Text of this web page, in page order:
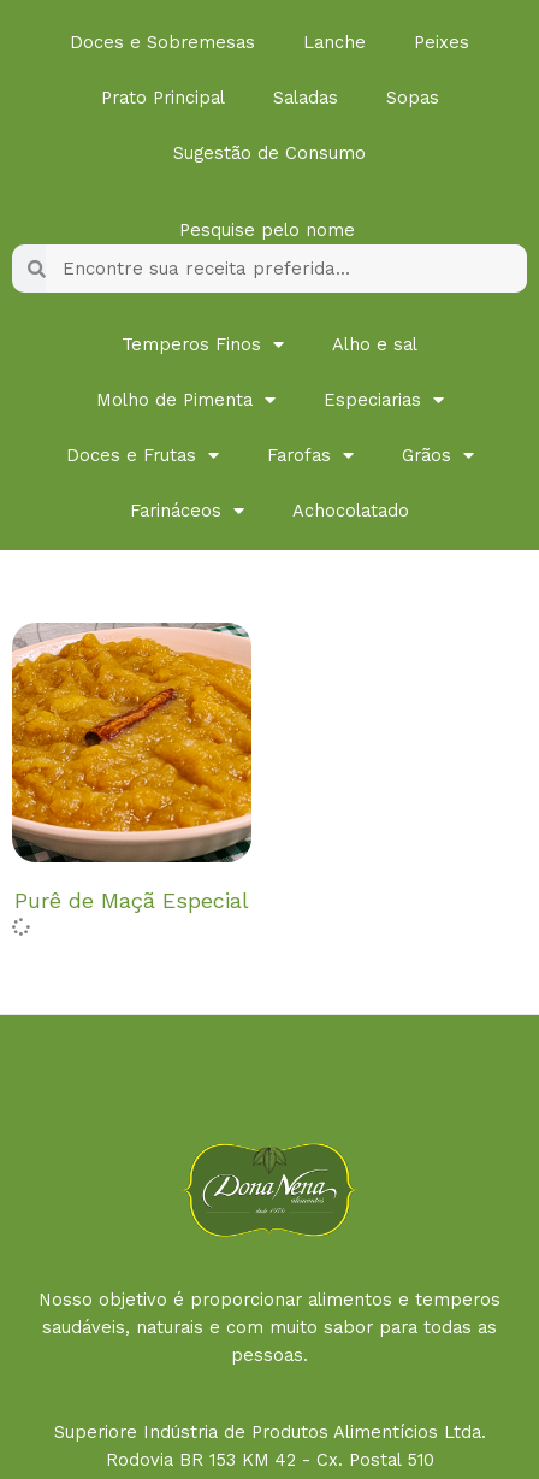
Doces e Sobremesas Lanche Peixes
Prato Principal Saladas Sopas
Sugestão de Consumo
Pesquise pelo nome
Pesquisar
Temperos Finos Alho e sal
Molho de Pimenta Especiarias
Doces e Frutas Farofas Grãos
Farináceos Achocolatado
Purê de Maçã Especial
Nosso objetivo é proporcionar alimentos e temperos
saudáveis, naturais e com muito sabor para todas as
pessoas.
Superiore Indústria de Produtos Alimentícios Ltda.
Rodovia BR 153 KM 42 - Cx. Postal 510